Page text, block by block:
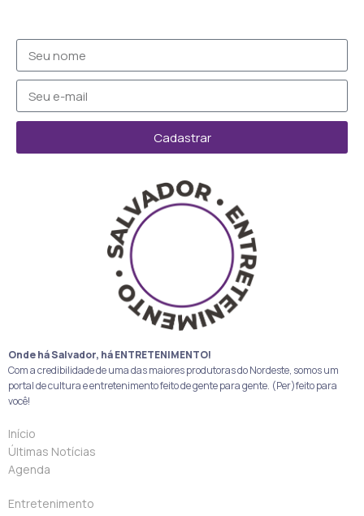
Cadastrar
Onde há Salvador, há ENTRETENIMENTO!
Com a credibilidade de uma das maiores produtoras do Nordeste, somos um
portal de cultura e entretenimento feito de gente para gente. (Per)feito para
você!
Início
Últimas Notícias
Agenda
Entretenimento